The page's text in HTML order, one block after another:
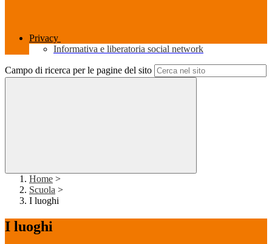
Privacy
Informativa e liberatoria social network
Campo di ricerca per le pagine del sito
Home >
Scuola >
I luoghi
I luoghi